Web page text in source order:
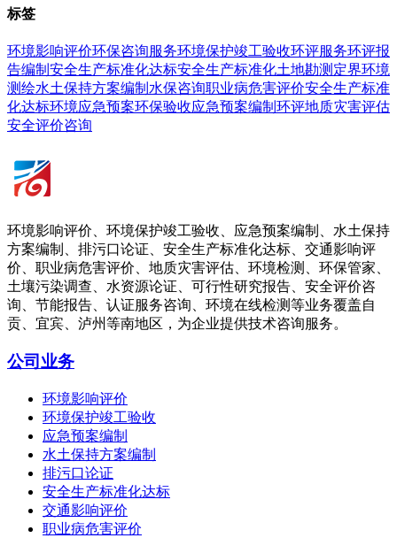
标签
环境影响评价环保咨询服务环境保护竣工验收环评服务环评报
告编制 安全生产标准化达标安全生产标准化土地勘测定界环境
测绘水土保持方案编制 水保咨询职业病危害评价安全生产标准
化达标环境应急预案环保验收应急预案编制 环评地质灾害评估
安全评价咨询
环境影响评价、环境保护竣工验收、应急预案编制、水土保持
方案编制、排污口论证、安全生产标准化达标、交通影响评
价、职业病危害评价、地质灾害评估、环境检测、环保管家、
土壤污染调查、水资源论证、可行性研究报告、安全评价咨
询、节能报告、认证服务咨询、环境在线检测等业务覆盖自
贡、宜宾、泸州等南地区，为企业提供技术咨询服务。
公司业务
环境影响评价
环境保护竣工验收
应急预案编制
水土保持方案编制
排污口论证
安全生产标准化达标
交通影响评价
职业病危害评价